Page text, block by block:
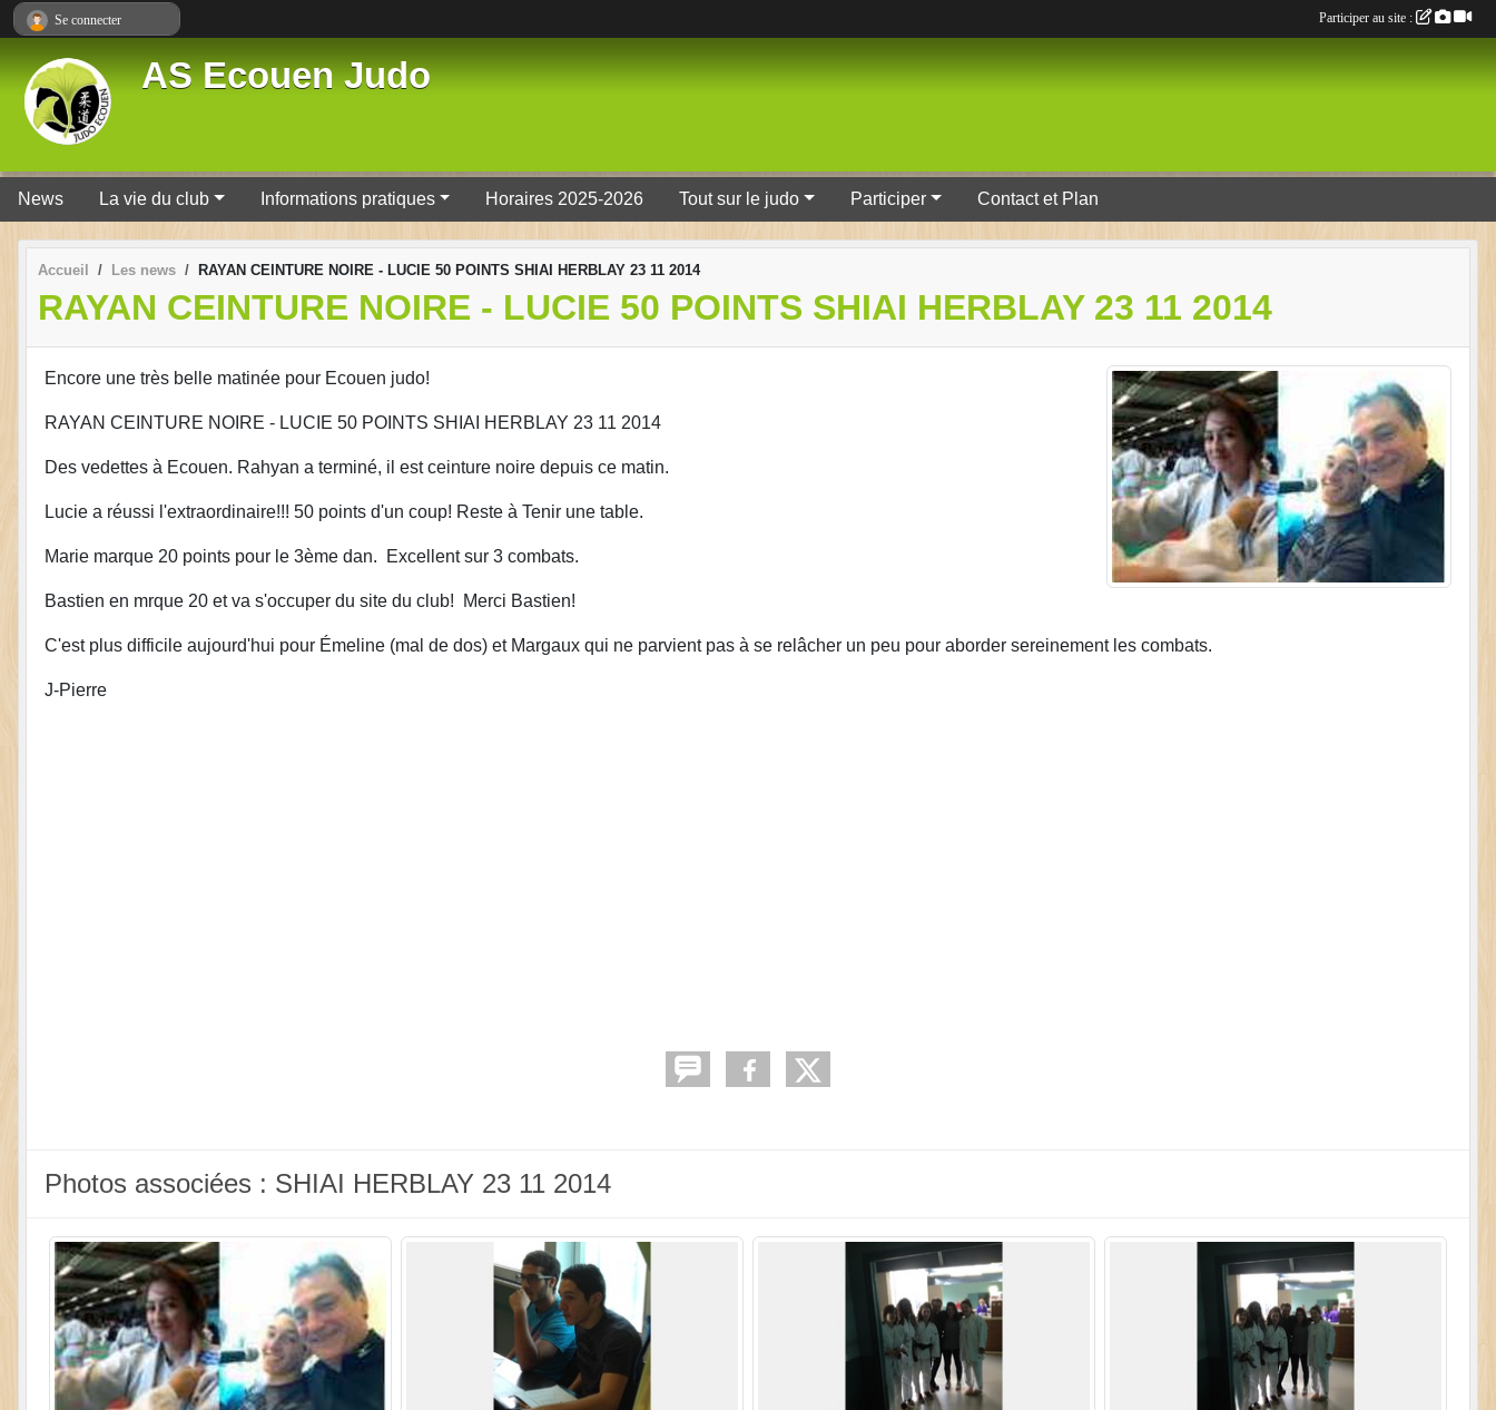
AS Ecouen Judo
News La vie du club Informations pratiques Horaires 2025-2026 Tout sur le judo Participer Contact et Plan
Accueil Les news RAYAN CEINTURE NOIRE - LUCIE 50 POINTS SHIAI HERBLAY 23 11 2014
RAYAN CEINTURE NOIRE - LUCIE 50 POINTS SHIAI HERBLAY 23 11 2014
Encore une très belle matinée pour Ecouen judo!
RAYAN CEINTURE NOIRE - LUCIE 50 POINTS SHIAI HERBLAY 23 11 2014
Des vedettes à Ecouen. Rahyan a terminé, il est ceinture noire depuis ce matin.
Lucie a réussi l'extraordinaire!!! 50 points d'un coup! Reste à Tenir une table.
Marie marque 20 points pour le 3ème dan. Excellent sur 3 combats.
Bastien en mrque 20 et va s'occuper du site du club! Merci Bastien!
C'est plus difficile aujourd'hui pour Émeline (mal de dos) et Margaux qui ne parvient pas à se relâcher un peu pour aborder sereinement les combats.
J-Pierre
Photos associées : SHIAI HERBLAY 23 11 2014
Se connecter Participer au site :
Panneau de gestion des cookies